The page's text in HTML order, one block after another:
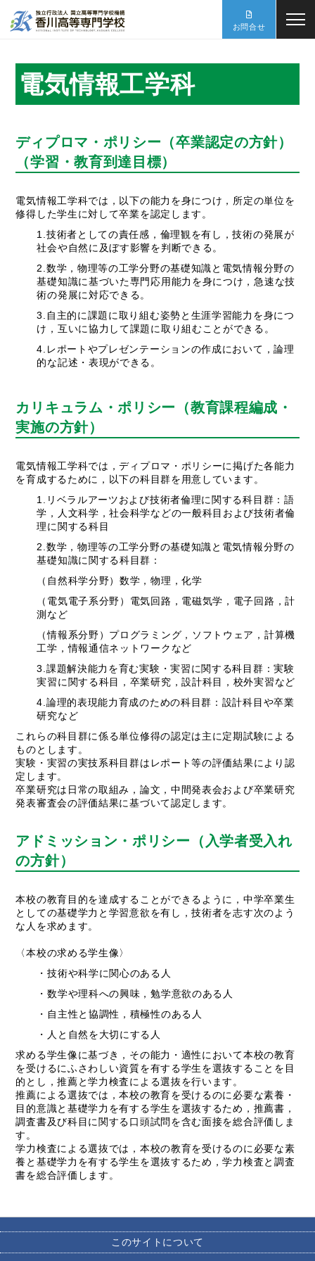
お問合せ
電気情報工学科
ディプロマ・ポリシー（卒業認定の方針）
（学習・教育到達目標）
電気情報工学科では，以下の能力を身につけ，所定の単位を
修得した学生に対して卒業を認定します。
1.技術者としての責任感，倫理観を有し，技術の発展が
社会や自然に及ぼす影響を判断できる。
2.数学，物理等の工学分野の基礎知識と電気情報分野の
基礎知識に基づいた専門応用能力を身につけ，急速な技
術の発展に対応できる。
3.自主的に課題に取り組む姿勢と生涯学習能力を身につ
け，互いに協力して課題に取り組むことができる。
4.レポートやプレゼンテーションの作成において，論理
的な記述・表現ができる。
カリキュラム・ポリシー（教育課程編成・
実施の方針）
電気情報工学科では，ディプロマ・ポリシーに掲げた各能力
を育成するために，以下の科目群を用意しています。
1.リベラルアーツおよび技術者倫理に関する科目群：語
学，人文科学，社会科学などの一般科目および技術者倫
理に関する科目
2.数学，物理等の工学分野の基礎知識と電気情報分野の
基礎知識に関する科目群：
（自然科学分野）数学，物理，化学
（電気電子系分野）電気回路，電磁気学，電子回路，計
測など
（情報系分野）プログラミング，ソフトウェア，計算機
工学，情報通信ネットワークなど
3.課題解決能力を育む実験・実習に関する科目群：実験
実習に関する科目，卒業研究，設計科目，校外実習など
4.論理的表現能力育成のための科目群：設計科目や卒業
研究など
これらの科目群に係る単位修得の認定は主に定期試験による
ものとします。
実験・実習の実技系科目群はレポート等の評価結果により認
定します。
卒業研究は日常の取組み，論文，中間発表会および卒業研究
発表審査会の評価結果に基づいて認定します。
アドミッション・ポリシー（入学者受入れ
の方針）
本校の教育目的を達成することができるように，中学卒業生
としての基礎学力と学習意欲を有し，技術者を志す次のよう
な人を求めます。
〈本校の求める学生像〉
・技術や科学に関心のある人
・数学や理科への興味，勉学意欲のある人
・自主性と協調性，積極性のある人
・人と自然を大切にする人
求める学生像に基づき，その能力・適性において本校の教育
を受けるにふさわしい資質を有する学生を選抜することを目
的とし，推薦と学力検査による選抜を行います。
推薦による選抜では，本校の教育を受けるのに必要な素養・
目的意識と基礎学力を有する学生を選抜するため，推薦書，
調査書及び科目に関する口頭試問を含む面接を総合評価しま
す。
学力検査による選抜では，本校の教育を受けるのに必要な素
養と基礎学力を有する学生を選抜するため，学力検査と調査
書を総合評価します。
このサイトについて